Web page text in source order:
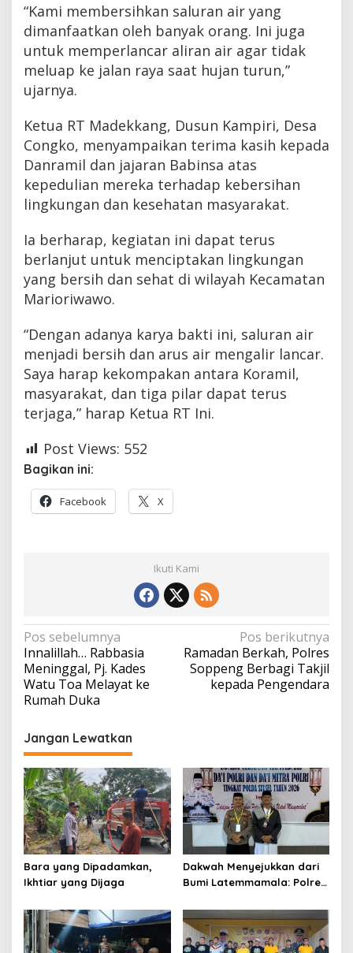
“Kami membersihkan saluran air yang
dimanfaatkan oleh banyak orang. Ini juga
untuk memperlancar aliran air agar tidak
meluap ke jalan raya saat hujan turun,”
ujarnya.
Ketua RT Madekkang, Dusun Kampiri, Desa
Congko, menyampaikan terima kasih kepada
Danramil dan jajaran Babinsa atas
kepedulian mereka terhadap kebersihan
lingkungan dan kesehatan masyarakat.
Ia berharap, kegiatan ini dapat terus
berlanjut untuk menciptakan lingkungan
yang bersih dan sehat di wilayah Kecamatan
Marioriwawo.
“Dengan adanya karya bakti ini, saluran air
menjadi bersih dan arus air mengalir lancar.
Saya harap kekompakan antara Koramil,
masyarakat, dan tiga pilar dapat terus
terjaga,” harap Ketua RT Ini.
Post Views: 552
Bagikan ini:
Facebook X
Ikuti Kami
Navigasi
pos
Pos sebelumnya
Innalillah… Rabbasia
Meninggal, Pj. Kades
Watu Toa Melayat ke
Rumah Duka
Pos berikutnya
Ramadan Berkah, Polres
Soppeng Berbagi Takjil
kepada Pengendara
Jangan Lewatkan
Bara yang Dipadamkan,
Ikhtiar yang Dijaga
Dakwah Menyejukkan dari
Bumi Latemmamala: Polres
Kamtibmas di Lomba Dai
Polda Sulsel